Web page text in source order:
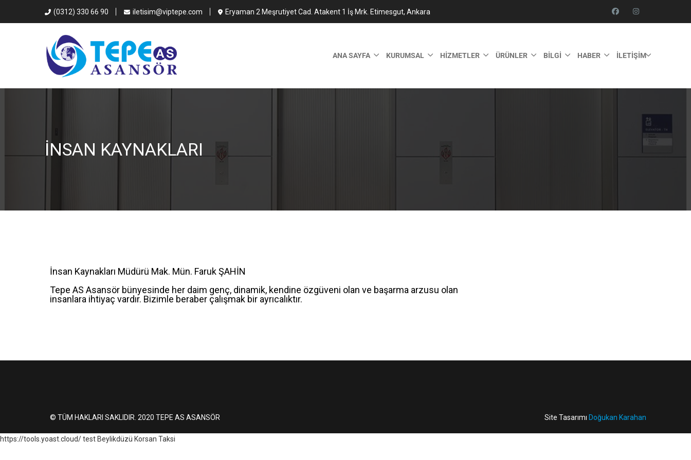
(0312) 330 66 90 iletisim@viptepe.com Eryaman 2 Meşrutiyet Cad. Atakent 1 İş Mrk. Etimesgut, Ankara
ANA SAYFA KURUMSAL HIZMETLER ÜRÜNLER BILGI HABER İLETIŞIM
İNSAN KAYNAKLARI
İnsan Kaynakları Müdürü Mak. Mün. Faruk ŞAHİN
Tepe AS Asansör bünyesinde her daim genç, dinamik, kendine özgüveni olan ve başarma arzusu olan
insanlara ihtiyaç vardır. Bizimle beraber çalışmak bir ayrıcalıktır.
© TÜM HAKLARI SAKLIDIR. 2020 TEPE AS ASANSÖR Site Tasarımı Doğukan Karahan
https://tools.yoast.cloud/test Beylikdüzü Korsan Taksi